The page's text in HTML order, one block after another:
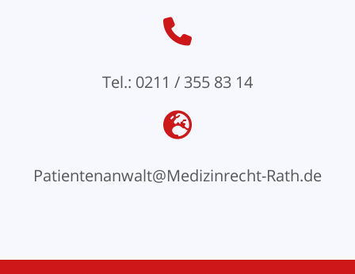
Tel.: 0211 / 355 83 14
Patientenanwalt@Medizinrecht-Rath.de